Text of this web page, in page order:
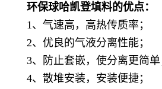
环保球哈凯登填料的优点：
1、气速高，高热传质率；
2、优良的气液分离性能；
3、防止套嵌，使分离更简单
4、散堆安装，安装便捷；